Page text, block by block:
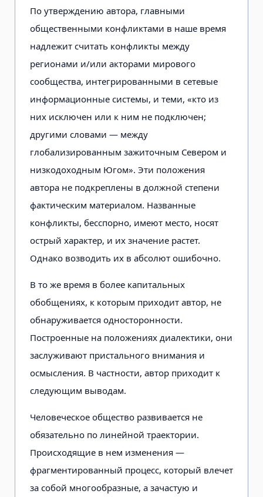
По утверждению автора, главными
общественными конфликтами в наше время
надлежит считать конфликты между
регионами и/или акторами мирового
сообщества, интегрированными в сетевые
информационные системы, и теми, «кто из
них исключен или к ним не подключен;
другими словами — между
глобализированным зажиточным Севером и
низкодоходным Югом». Эти положения
автора не подкреплены в должной степени
фактическим материалом. Названные
конфликты, бесспорно, имеют место, носят
острый характер, и их значение растет.
Однако возводить их в абсолют ошибочно.
В то же время в более капитальных
обобщениях, к которым приходит автор, не
обнаруживается односторонности.
Построенные на положениях диалектики, они
заслуживают пристального внимания и
осмысления. В частности, автор приходит к
следующим выводам.
Человеческое общество развивается не
обязательно по линейной траектории.
Происходящие в нем изменения —
фрагментированный процесс, который влечет
за собой многообразные, а зачастую и